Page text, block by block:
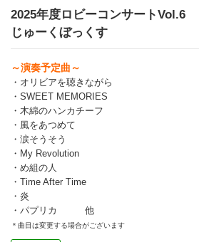
2025年度ロビーコンサートVol.6
じゅーくぼっくす
～演奏予定曲～
・オリビアを聴きながら
・SWEET MEMORIES
・木綿のハンカチーフ
・風をあつめて
・涙そうそう
・My Revolution
・め組の人
・Time After Time
・炎
・パプリカ 他
＊曲目は変更する場合がございます